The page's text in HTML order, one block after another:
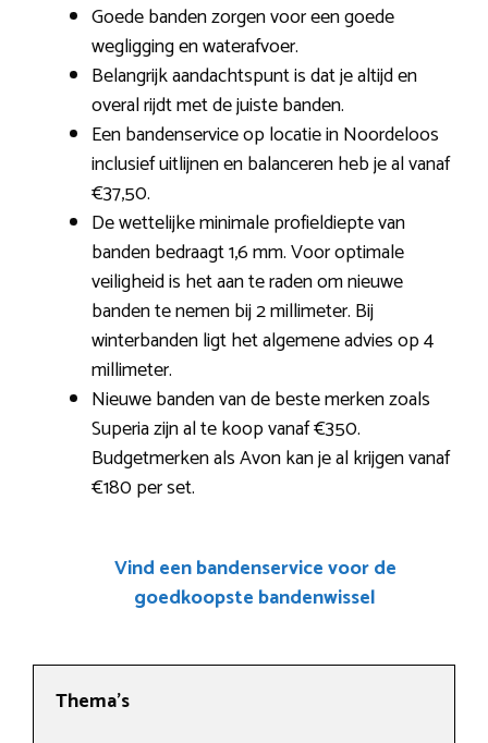
Goede banden zorgen voor een goede
wegligging en waterafvoer.
Belangrijk aandachtspunt is dat je altijd en
overal rijdt met de juiste banden.
Een bandenservice op locatie in Noordeloos
inclusief uitlijnen en balanceren heb je al vanaf
€37,50.
De wettelijke minimale profieldiepte van
banden bedraagt 1,6 mm. Voor optimale
veiligheid is het aan te raden om nieuwe
banden te nemen bij 2 millimeter. Bij
winterbanden ligt het algemene advies op 4
millimeter.
Nieuwe banden van de beste merken zoals
Superia zijn al te koop vanaf €350.
Budgetmerken als Avon kan je al krijgen vanaf
€180 per set.
Vind een bandenservice voor de
goedkoopste bandenwissel
Thema’s